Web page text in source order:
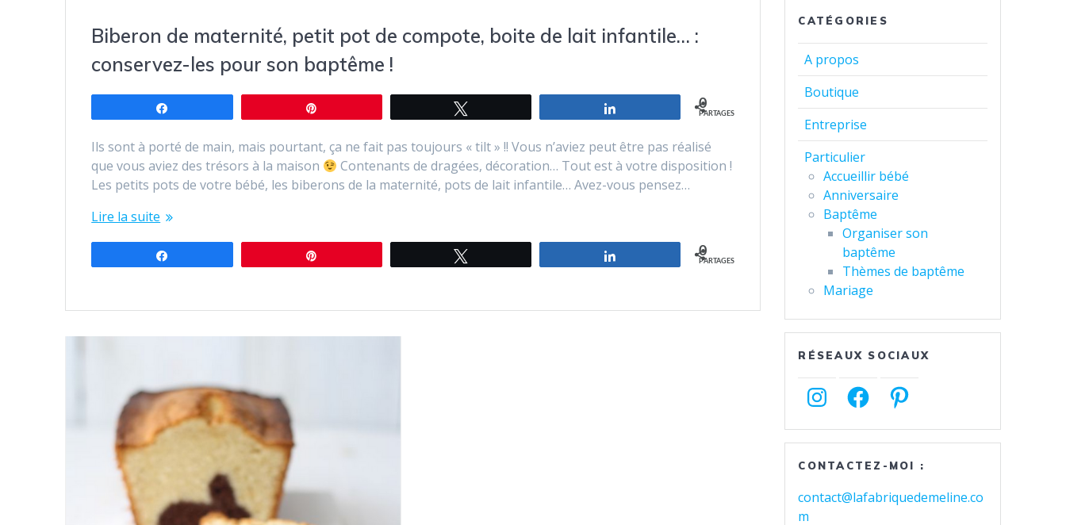
Biberon de maternité, petit pot de compote, boite de lait infantile… :
conservez-les pour son baptême !
0
PARTAGES
Ils sont à porté de main, mais pourtant, ça ne fait pas toujours « tilt » !! Vous n’aviez peut être pas réalisé
que vous aviez des trésors à la maison
Contenants de dragées, décoration… Tout est à votre disposition !
Les petits pots de votre bébé, les biberons de la maternité, pots de lait infantile… Avez-vous pensez…
Lire la suite
0
PARTAGES
CATÉGORIES
A propos
Boutique
Entreprise
Particulier
Accueillir bébé
Anniversaire
Baptême
Organiser son
baptême
Thèmes de baptême
Mariage
RÉSEAUX SOCIAUX
InstagramFacebookPinterest
CONTACTEZ-MOI :
contact@lafabriquedemeline.co
m